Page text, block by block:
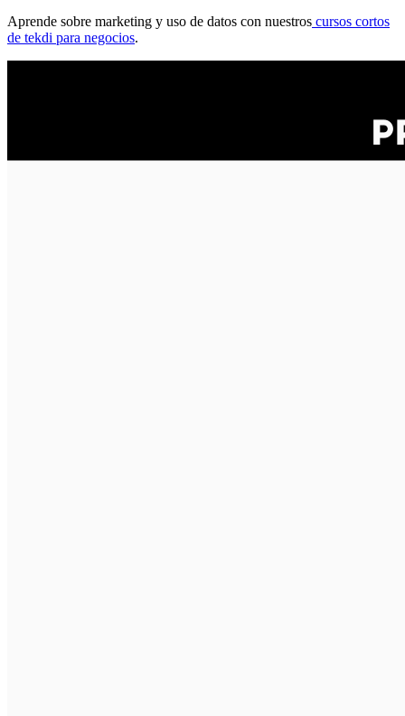
Aprende sobre marketing y uso de datos con nuestros cursos cortos
de tekdi para negocios.